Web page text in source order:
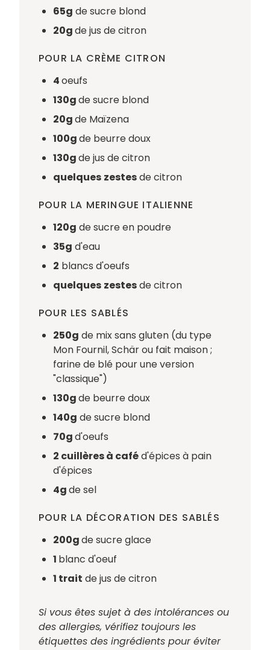
65g de sucre blond
20gde jus de citron
POUR LA CRÈME CITRON
4oeufs
130gde sucre blond
20gde Maïzena
100gde beurre doux
130gde jus de citron
quelques zestesde citron
POUR LA MERINGUE ITALIENNE
120g de sucre en poudre
35g d'eau
2 blancs d'oeufs
quelques zestesde citron
POUR LES SABLÉS
250g de mix sans gluten (du type
Mon Fournil, Schär ou fait maison ;
farine de blé pour une version
"classique")
130gde beurre doux
140g de sucre blond
70gd'oeufs
2 cuillères à caféd'épices à pain
d'épices
4gde sel
POUR LA DÉCORATION DES SABLÉS
200gde sucre glace
1 blanc d'oeuf
1 trait de jus de citron
Si vous êtes sujet à des intolérances ou
des allergies, vérifiez toujours les
étiquettes des ingrédients pour éviter